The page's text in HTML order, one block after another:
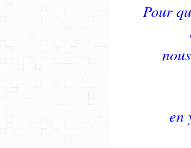
Pour
en